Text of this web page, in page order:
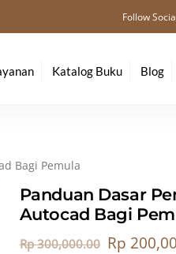
Follow
Katalog Buku Blog
Bagi Pemula
Panduan Dasar
Autocad Bagi
Rp300,000.00 Rp